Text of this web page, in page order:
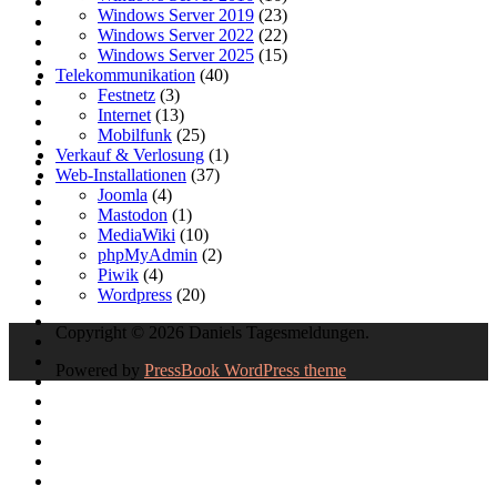
Windows Server 2019 (23)
Windows Server 2022 (22)
Windows Server 2025 (15)
Telekommunikation (40)
Festnetz (3)
Internet (13)
Mobilfunk (25)
Verkauf & Verlosung (1)
Web-Installationen (37)
Joomla (4)
Mastodon (1)
MediaWiki (10)
phpMyAdmin (2)
Piwik (4)
Wordpress (20)
Copyright © 2026 Daniels Tagesmeldungen.
Powered by PressBook WordPress theme